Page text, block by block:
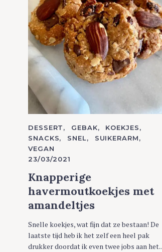
C
A
T
E
G
O
I
E
S
DESSERT GEBAK
KOEKJES
SNACKS
SNEL
SUIKERARM
VEGAN
23/03/2021
Knapperige
havermoutkoekjes met
amandeltjes
Snelle koekjes, wat fijn dat ze bestaan! De
laatste tijd heb ik het zelf een heel pak
drukker doordat ik even twee jobs aan het..